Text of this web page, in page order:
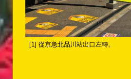
[1] 從京急北品川站出口左轉。